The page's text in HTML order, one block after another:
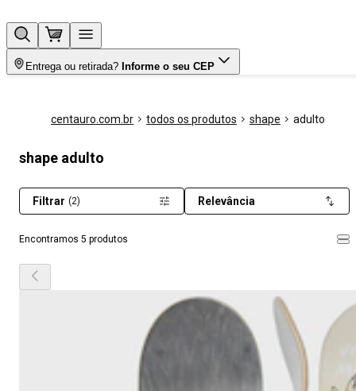
Entrega ou retirada? Informe o seu CEP
centauro.com.br todos os produtos shape adulto
shape adulto
Encontramos 5 produtos
Filtrar (2) Relevância